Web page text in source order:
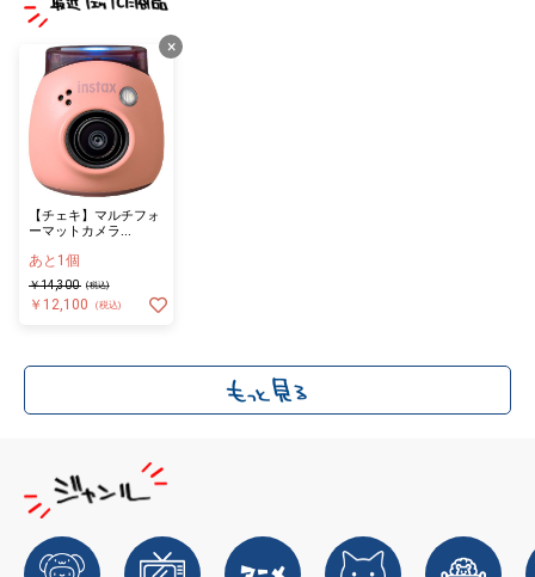
×
【チェキ】マルチフォ
ーマットカメラ
あと1個
￥14,300 (税込)
￥12,100 (税込)